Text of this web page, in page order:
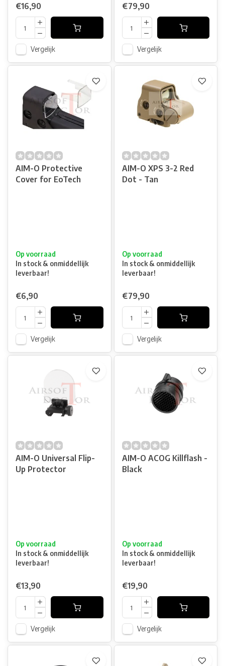
€16,90
Vergelijk
€79,90
Vergelijk
AIM-O Protective
Cover for EoTech
Op voorraad
In stock & onmiddellijk
leverbaar!
€6,90
Vergelijk
AIM-O XPS 3-2 Red
Dot - Tan
Op voorraad
In stock & onmiddellijk
leverbaar!
€79,90
Vergelijk
AIM-O Universal Flip-
Up Protector
Op voorraad
In stock & onmiddellijk
leverbaar!
€13,90
Vergelijk
AIM-O ACOG Killflash -
Black
Op voorraad
In stock & onmiddellijk
leverbaar!
€19,90
Vergelijk